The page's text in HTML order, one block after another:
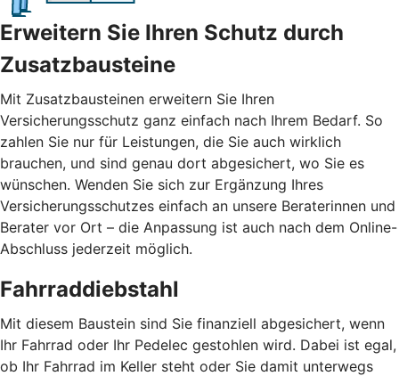
Erweitern Sie Ihren Schutz durch
Zusatzbausteine
Mit Zusatzbausteinen erweitern Sie Ihren
Versicherungsschutz ganz einfach nach Ihrem Bedarf. So
zahlen Sie nur für Leistungen, die Sie auch wirklich
brauchen, und sind genau dort abgesichert, wo Sie es
wünschen. Wenden Sie sich zur Ergänzung Ihres
Versicherungsschutzes einfach an unsere Beraterinnen und
Berater vor Ort – die Anpassung ist auch nach dem Online-
Abschluss jederzeit möglich.
Fahrraddiebstahl
Mit diesem Baustein sind Sie finanziell abgesichert, wenn
Ihr Fahrrad oder Ihr Pedelec gestohlen wird. Dabei ist egal,
ob Ihr Fahrrad im Keller steht oder Sie damit unterwegs